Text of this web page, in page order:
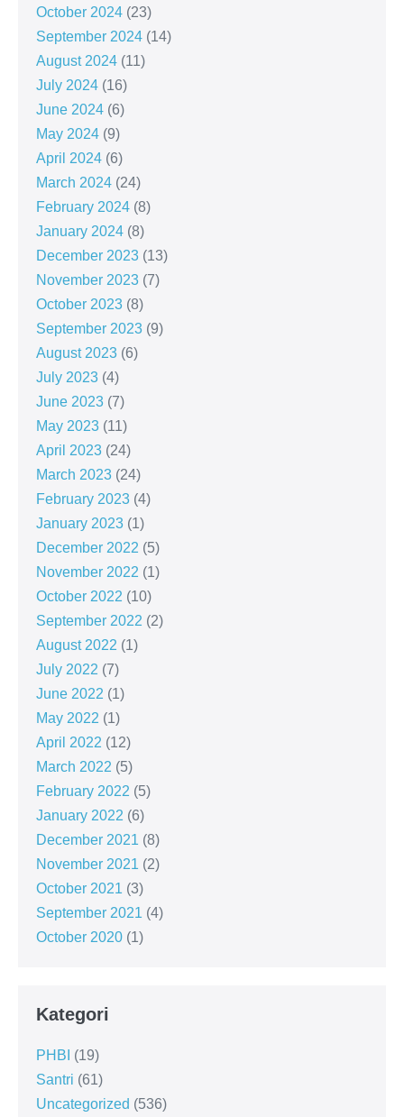
October 2024 (23)
September 2024 (14)
August 2024 (11)
July 2024 (16)
June 2024 (6)
May 2024 (9)
April 2024 (6)
March 2024 (24)
February 2024 (8)
January 2024 (8)
December 2023 (13)
November 2023 (7)
October 2023 (8)
September 2023 (9)
August 2023 (6)
July 2023 (4)
June 2023 (7)
May 2023 (11)
April 2023 (24)
March 2023 (24)
February 2023 (4)
January 2023 (1)
December 2022 (5)
November 2022 (1)
October 2022 (10)
September 2022 (2)
August 2022 (1)
July 2022 (7)
June 2022 (1)
May 2022 (1)
April 2022 (12)
March 2022 (5)
February 2022 (5)
January 2022 (6)
December 2021 (8)
November 2021 (2)
October 2021 (3)
September 2021 (4)
October 2020 (1)
Kategori
PHBI (19)
Santri (61)
Uncategorized (536)